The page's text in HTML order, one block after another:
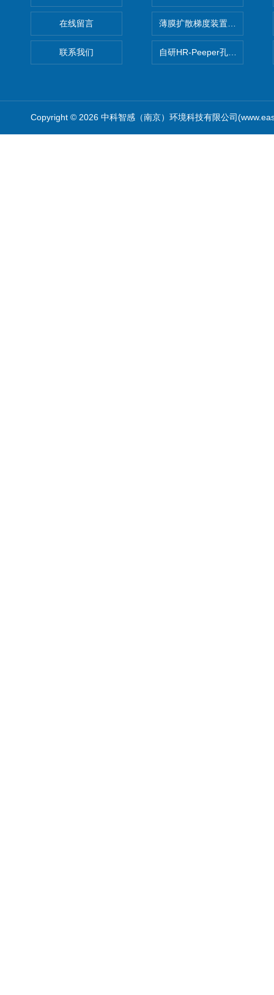
在线留言
联系我们
薄膜扩散梯度装置 Agl DGT
自研HR-Peeper孔隙水采样器
Copyright © 2026 中科智感（南京）环境科技有限公司